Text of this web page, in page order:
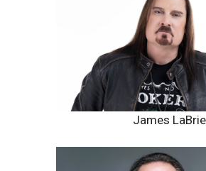
James LaBrie